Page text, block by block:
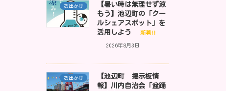
お出かけ
【暑い時は無理せず涼
もう】池辺町の「クー
ルシェアスポット」を
活用しよう
新着!!
2026年8月3日
お出かけ
【池辺町 掲示板情
報】川内自治会「盆踊